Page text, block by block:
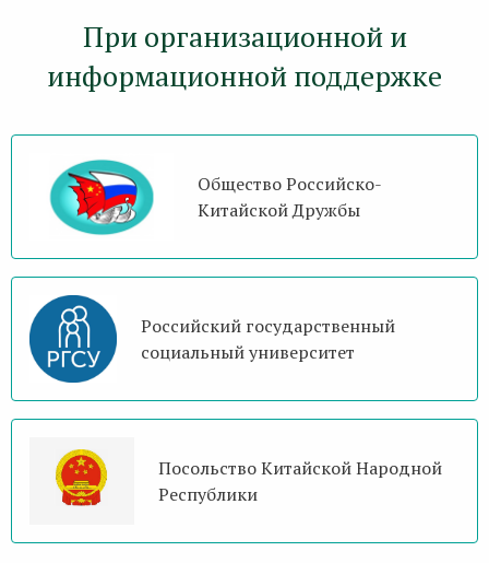
При организационной и
информационной поддержке
Общество Российско-
Китайской Дружбы
Российский государственный
социальный университет
Посольство Китайской Народной
Республики